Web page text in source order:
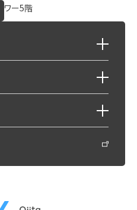
ワー5階